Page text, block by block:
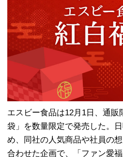
o
k
エスビー食品は12月1日、通販
袋」を数量限定で発売した。
め、同社の人気商品や社員の
合わせた企画で、「ファン愛